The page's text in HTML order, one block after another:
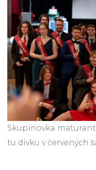
Skupinovka
tu dívku v červených